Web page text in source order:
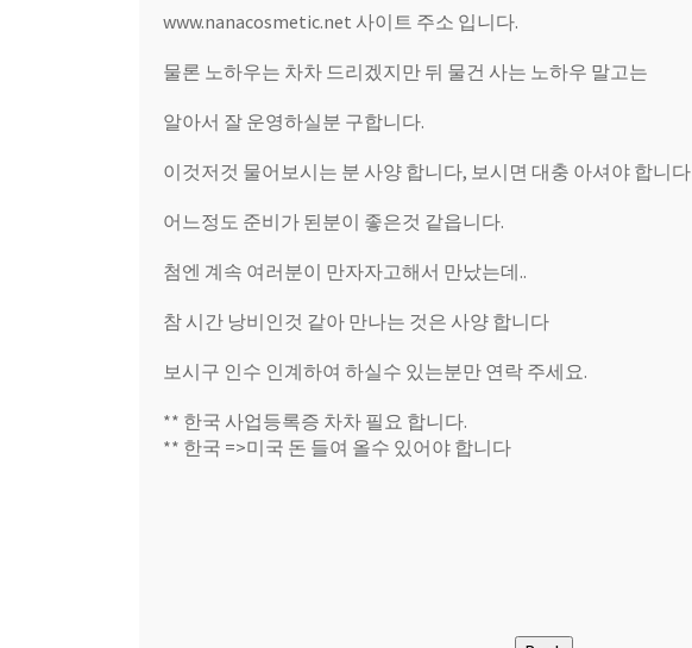
www.nanacosmetic.net 사이트 주소 입니다.
물론 노하우는 차차 드리겠지만 뒤 물건 사는 노하우 말고는
알아서 잘 운영하실분 구합니다.
이것저것 물어보시는 분 사양 합니다, 보시면 대충 아셔야 합니다
어느정도 준비가 된분이 좋은것 같읍니다.
첨엔 계속 여러분이 만자자고해서 만났는데..
참 시간 낭비인것 같아 만나는 것은 사양 합니다
보시구 인수 인계하여 하실수 있는분만 연락 주세요.
** 한국 사업등록증 차차 필요 합니다.
** 한국 =>미국 돈 들여 올수 있어야 합니다